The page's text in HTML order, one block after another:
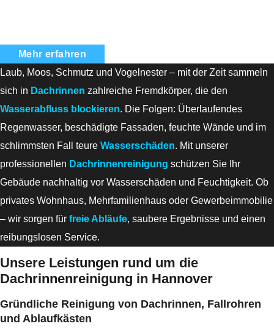
Mehr erfahren
Laub, Moos, Schmutz und Vogelnester – mit der Zeit sammeln
sich in Dachrinnen zahlreiche Fremdkörper, die den
Wasserabfluss blockieren. Die Folgen: Überlaufendes
Regenwasser, beschädigte Fassaden, feuchte Wände und im
schlimmsten Fall teure Wasserschäden. Mit unserer
professionellen Dachrinnenreinigung schützen Sie Ihr
Gebäude nachhaltig vor Wasserschäden und Feuchtigkeit. Ob
privates Wohnhaus, Mehrfamilienhaus oder Gewerbeimmobilie
– wir sorgen für freie Abläufe, saubere Ergebnisse und einen
reibungslosen Service.
Unsere Leistungen rund um die
Dachrinnenreinigung in Hannover
Gründliche Reinigung von Dachrinnen, Fallrohren
und Ablaufkästen